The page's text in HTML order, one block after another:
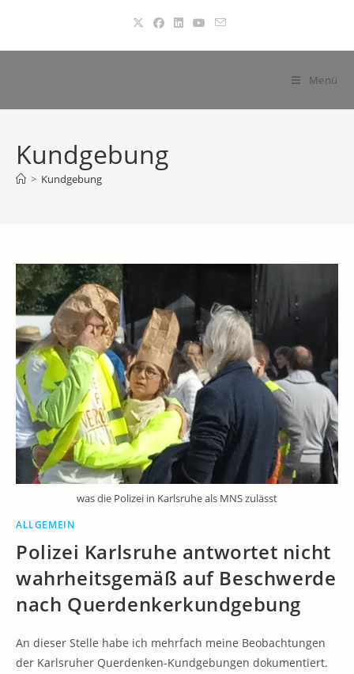
springen
Menü
Kundgebung
> Kundgebung
was die Polizei in Karlsruhe als MNS zulässt
ALLGEMEIN
Polizei Karlsruhe antwortet nicht
wahrheitsgemäß auf Beschwerde
nach Querdenkerkundgebung
An dieser Stelle habe ich mehrfach meine Beobachtungen
der Karlsruher Querdenken-Kundgebungen dokumentiert.